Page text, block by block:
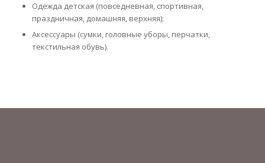
Одежда детская (повседневная, спортивная,
праздничная, домашняя, верхняя);
Аксессуары (сумки, головные уборы, перчатки,
текстильная обувь).